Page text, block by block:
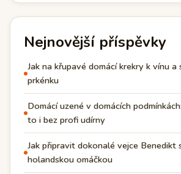
Nejnovější příspěvky
Jak na křupavé domácí krekry k vínu a
prkénku
Domácí uzené v domácích
to i bez profi udírny
Jak připravit dokonalé vejce Benedikt
holandskou omáčkou